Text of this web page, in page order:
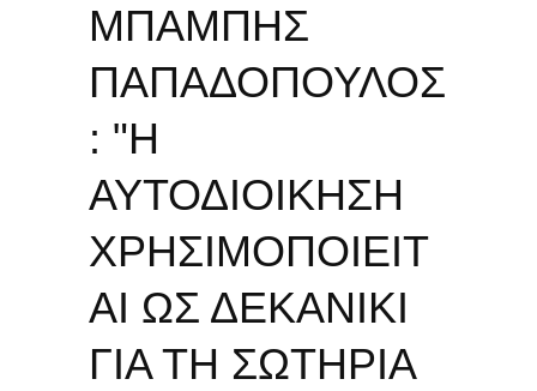
ΜΠΑΜΠΗΣ
ΠΑΠΑΔΟΠΟΥΛΟΣ
: "Η
ΑΥΤΟΔΙΟIΚΗΣΗ
ΧΡΗΣΙΜΟΠΟΙΕIΤ
ΑΙ ΩΣ ΔΕΚΑΝIΚΙ
ΓΙΑ ΤΗ ΣΩΤΗΡIΑ